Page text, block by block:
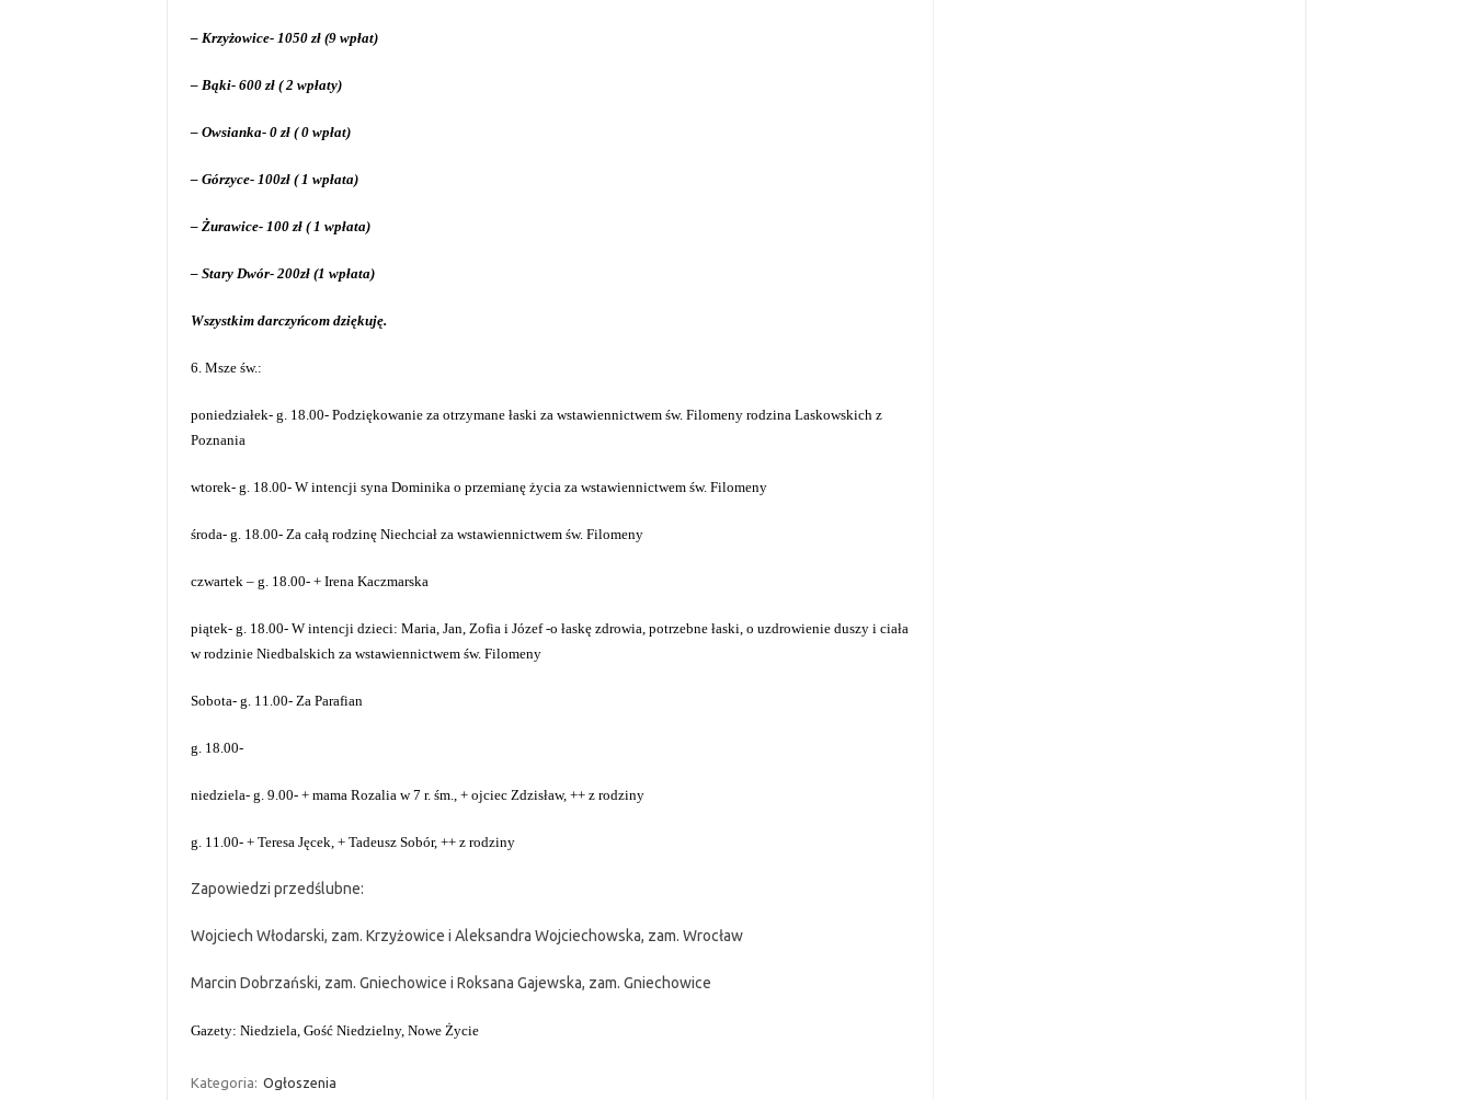
– Krzyżowice- 1050 zł (9 wpłat)
– Bąki- 600 zł ( 2 wpłaty)
– Owsianka- 0 zł ( 0 wpłat)
– Górzyce- 100zł ( 1 wpłata)
– Żurawice- 100 zł ( 1 wpłata)
– Stary Dwór- 200zł (1 wpłata)
Wszystkim darczyńcom dziękuję.
6. Msze św.:
poniedziałek- g. 18.00- Podziękowanie za otrzymane łaski za wstawiennictwem św. Filomeny rodzina Laskowskich z
Poznania
wtorek- g. 18.00- W intencji syna Dominika o przemianę życia za wstawiennictwem św. Filomeny
środa- g. 18.00- Za całą rodzinę Niechciał za wstawiennictwem św. Filomeny
czwartek – g. 18.00- + Irena Kaczmarska
piątek- g. 18.00- W intencji dzieci: Maria, Jan, Zofia i Józef -o łaskę zdrowia, potrzebne łaski, o uzdrowienie duszy i ciała
w rodzinie Niedbalskich za wstawiennictwem św. Filomeny
Sobota- g. 11.00- Za Parafian
g. 18.00-
niedziela- g. 9.00- + mama Rozalia w 7 r. śm., + ojciec Zdzisław, ++ z rodziny
g. 11.00- + Teresa Jęcek, + Tadeusz Sobór, ++ z rodziny
Zapowiedzi przedślubne:
Wojciech Włodarski, zam. Krzyżowice i Aleksandra Wojciechowska, zam. Wrocław
Marcin Dobrzański, zam. Gniechowice i Roksana Gajewska, zam. Gniechowice
Gazety: Niedziela, Gość Niedzielny, Nowe Życie
Kategoria: Ogłoszenia